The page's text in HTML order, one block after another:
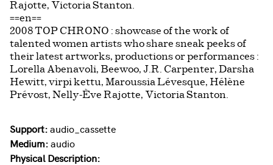
Rajotte, Victoria Stanton.
==en==
2008 TOP CHRONO : showcase of the work of
talented women artists who share sneak peeks of
their latest artworks, productions or performances :
Lorella Abenavoli, Beewoo, J.R. Carpenter, Darsha
Hewitt, virpi kettu, Maroussia Lévesque, Hélène
Prévost, Nelly-Ève Rajotte, Victoria Stanton.
Support:audio_cassette
Medium:audio
Physical Description: